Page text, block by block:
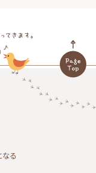
る